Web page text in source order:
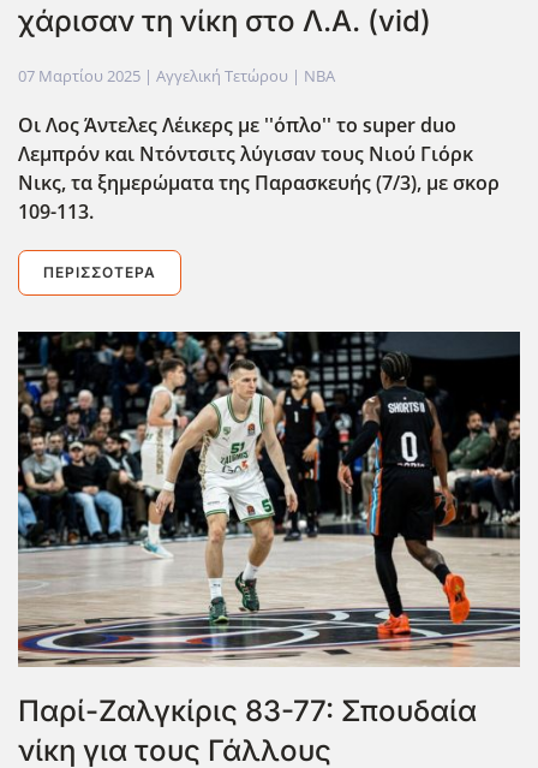
χάρισαν τη νίκη στο Λ.Α. (vid)
07 Μαρτίου 2025 | Αγγελική Τετώρου | NBA
Οι Λος Άντελες Λέικερς με ''όπλο'' το super duo
Λεμπρόν και Ντόντσιτς λύγισαν τους Νιού Γιόρκ
Νικς, τα ξημερώματα της Παρασκευής (7/3), με σκορ
109-113.
ΠΕΡΙΣΣΌΤΕΡΑ
Παρί-Ζαλγκίρις 83-77: Σπουδαία
νίκη για τους Γάλλους